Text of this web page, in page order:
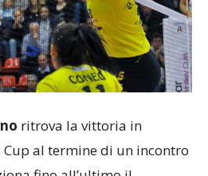
ritrova la vittoria in
Cup al termine di un incontro